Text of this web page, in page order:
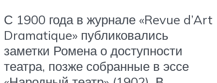
С 1900 года в журнале «Revue d’Art
Dramatique» публиковались
заметки Ромена о доступности
театра, позже собранные в эссе